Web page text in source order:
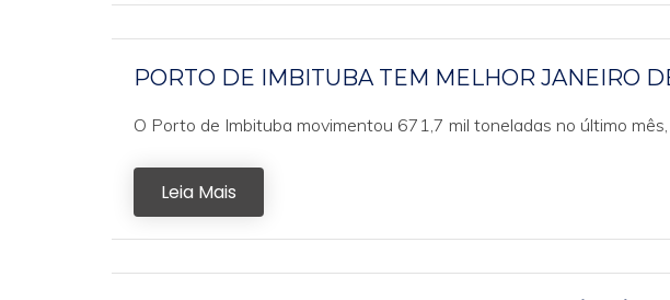
PORTO DE IMBITUBA TEM MELHOR JANEIRO
O Porto de Imbituba movimentou 671,7 mil toneladas no último
Leia Mais